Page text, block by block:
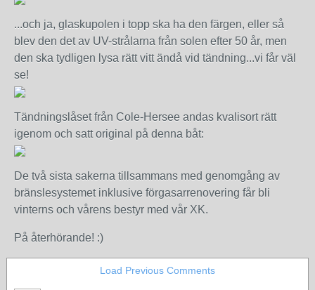
...och ja, glaskupolen i topp ska ha den färgen, eller så
blev den det av UV-strålarna från solen efter 50 år, men
den ska tydligen lysa rätt vitt ändå vid tändning...vi får väl
se!
Tändningslåset från Cole-Hersee andas kvalisort rätt
igenom och satt original på denna båt:
De två sista sakerna tillsammans med genomgång av
bränslesystemet inklusive förgasarrenovering får bli
vinterns och vårens bestyr med vår XK.
På återhörande! :)
Load Previous Comments